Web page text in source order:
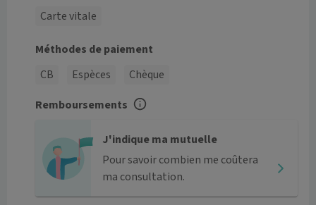
Carte vitale
Méthodes de paiement
CB
Espèces
Chèque
Remboursements
J'indique ma mutuelle
Pour savoir combien me coûtera
ma consultation.